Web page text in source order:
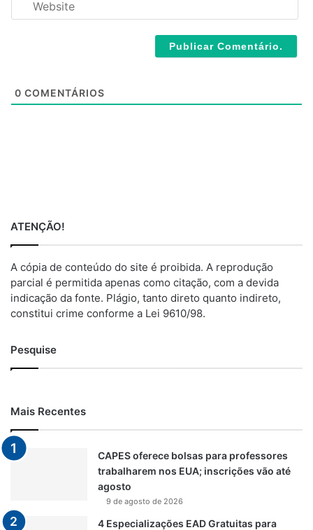
l
0 COMENTÁRIOS
ATENÇÃO!
A cópia de conteúdo do site é proibida. A reprodução
parcial é permitida apenas como citação, com a devida
indicação da fonte. Plágio, tanto direto quanto indireto,
constitui crime conforme a Lei 9610/98.
Pesquise
Mais Recentes
CAPES oferece bolsas para professores
trabalharem nos EUA; inscrições vão até
agosto
9 de agosto de 2026
4 Especializações EAD Gratuitas para